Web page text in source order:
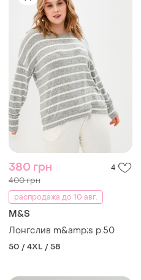
380 грн 4
400 грн
распродажа до 10 авг.
M&S
Лонгслив m&amp;s p.50
50 / 4XL / 58